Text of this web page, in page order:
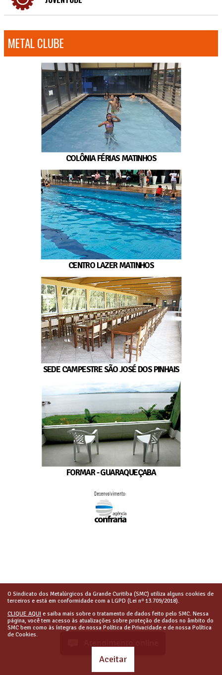
METAL CLUBE
COLÔNIA FÉRIAS MATINHOS
CENTRO LAZER MATINHOS
SEDE CAMPESTRE SÃO JOSÉ DOS PINHAIS
FORMAR - GUARAQUEÇABA
O Sindicato dos Metalúrgicos da Grande Curitiba (SMC) utiliza alguns cookies de
terceiros e está em conformidade com a LGPD (Lei nº 13.709/2018).
CLIQUE AQUI e saiba mais sobre o tratamento de dados feito pelo SMC. Nessa
página, você tem acesso às atualizações sobre proteção de dados no âmbito do
SMC bem como às íntegras de nossa Política de Privacidade e de nossa Política
de Cookies.
Aceitar